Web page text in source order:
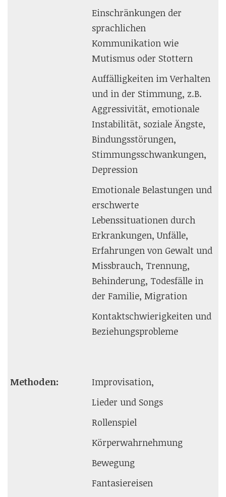
Einschränkungen der
sprachlichen
Kommunikation wie
Mutismus oder Stottern
Auffälligkeiten im Verhalten
und in der Stimmung, z.B.
Aggressivität, emotionale
Instabilität, soziale Ängste,
Bindungsstörungen,
Stimmungsschwankungen,
Depression
Emotionale Belastungen und
erschwerte
Lebenssituationen durch
Erkrankungen, Unfälle,
Erfahrungen von Gewalt und
Missbrauch, Trennung,
Behinderung, Todesfälle in
der Familie, Migration
Kontaktschwierigkeiten und
Beziehungsprobleme
Methoden:
Improvisation,
Lieder und Songs
Rollenspiel
Körperwahrnehmung
Bewegung
Fantasiereisen